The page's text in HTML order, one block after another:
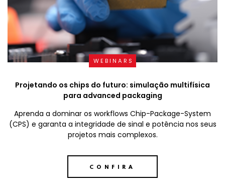
WEBINARS
Projetando os chips do futuro: simulação multifísica
para advanced packaging
Aprenda a dominar os workflows Chip-Package-System
(CPS) e garanta a integridade de sinal e potência nos seus
projetos mais complexos.
CONFIRA